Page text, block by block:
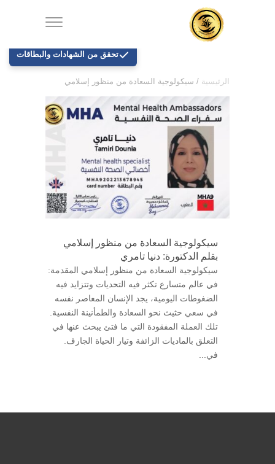
الرئيسية / سيكولوجية السعادة من منظور إسلامي
سيكولوجية السعادة من منظور إسلامي
بقلم الدكتورة: دنيا تامري
سيكولوجية السعادة من منظور إسلامي المقدمة:
في عالم متسارع تكثر فيه التحديات وتتزايد فيه
الضغوطات اليومية، يجد الإنسان المعاصر نفسه
في سعي حثيث نحو السعادة والطمأنينة النفسية.
تلك العملة المفقودة التي ما فتئ يبحث عنها في
التعلق بالماديات الزائفة وتيار الحياة الجارف.
في...
تحقق من الشهادات والبطاقات